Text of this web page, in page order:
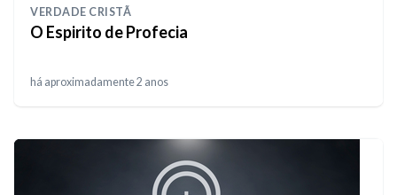
VERDADE CRISTÃ
O Espirito de Profecia
há aproximadamente 2 anos